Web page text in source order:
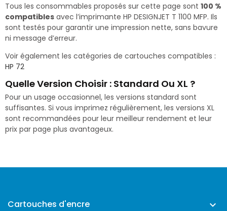
Tous les consommables proposés sur cette page sont 100 %
compatibles avec l’imprimante HP DESIGNJET T 1100 MFP. Ils
sont testés pour garantir une impression nette, sans bavure
ni message d’erreur.
Voir également les catégories de cartouches compatibles :
HP 72
Quelle Version Choisir : Standard Ou XL ?
Pour un usage occasionnel, les versions standard sont
suffisantes. Si vous imprimez régulièrement, les versions XL
sont recommandées pour leur meilleur rendement et leur
prix par page plus avantageux.
Cartouches d'encre 